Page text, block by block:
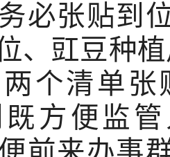
必张贴到
、豇豆种
两个清单
方便监